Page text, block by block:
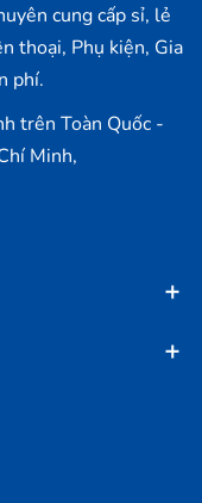
cung cấp sỉ, lẻ
thoại, Phụ kiện, Gia
phí.
trên Toàn Quốc -
Minh,